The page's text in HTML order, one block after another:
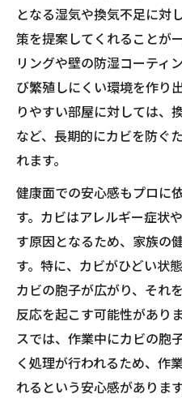
となる湿気や換気不足に対
策を提案してくれることが
リングや壁の防湿コーティ
び繁殖しにくい環境を作り
りやすい部屋に対しては、
など、長期的にカビを防ぐ
れます。
健康面での安心感もプロに
す。カビはアレルギー症状
す原因となるため、家族の
す。特に、カビがひどい状
カビの胞子が広がり、それ
反応を起こす可能性があり
スでは、作業中にカビの胞
く処理が行われるため、作
れるという安心感があります